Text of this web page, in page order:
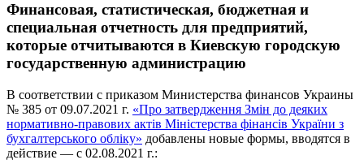
Финансовая, статистическая, бюджетная и
специальная отчетность для предприятий,
которые отчитываются в Киевскую городскую
государственную администрацию
В соответствии с приказом Министерства финансов Украины
№ 385 от 09.07.2021 г. «Про затвердження Змін до деяких
нормативно-правових актів Міністерства фінансів України з
бухгалтерського обліку» добавлены новые формы, вводятся в
действие — с 02.08.2021 г.: